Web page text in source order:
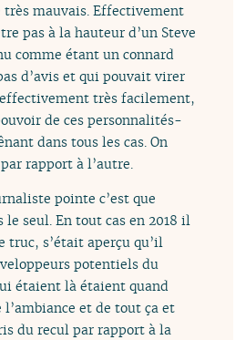
très mauvais. Effectivement
pas à la hauteur d’un Steve
comme étant un connard
d’avis et qui pouvait virer
très facilement,
de ces personnalités-
dans tous les cas. On
rapport à l’autre.
pointe c’est que
le seul. En tout cas en 2018 il
truc, s’était aperçu qu’il
potentiels du
étaient là étaient quand
et de tout ça et
du recul par rapport à la